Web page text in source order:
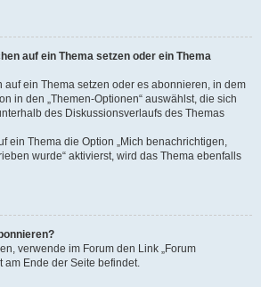
auf ein Thema setzen oder ein Thema
auf ein Thema setzen oder es abonnieren, in dem
in den „Themen-Optionen“ auswählst, die sich
des Diskussionsverlaufs des Themas
ein Thema die Option „Mich benachrichtigen,
wurde“ aktivierst, wird das Thema ebenfalls
verwende im Forum den Link „Forum
am Ende der Seite befindet.